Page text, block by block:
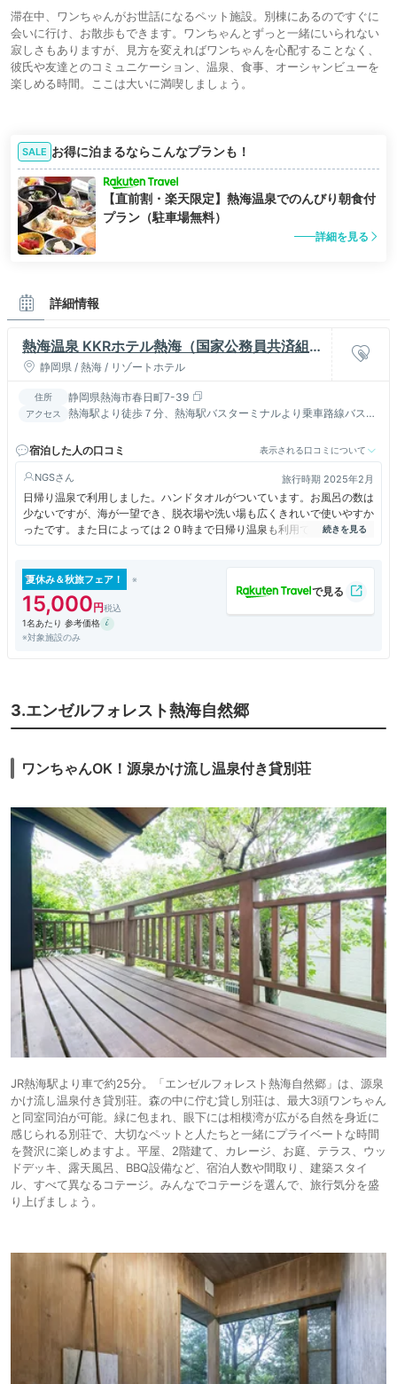
滞在中、ワンちゃんがお世話になるペット施設。別棟にあるのですぐに
会いに行け、お散歩もできます。ワンちゃんとずっと一緒にいられない
寂しさもありますが、見方を変えればワンちゃんを心配することなく、
彼氏や友達とのコミュニケーション、温泉、食事、オーシャンビューを
楽しめる時間。ここは大いに満喫しましょう。
SALE お得に泊まるならこんなプランも！
【直前割・楽天限定】熱海温泉でのんびり朝食付
プラン（駐車場無料）
詳細を見る
詳細情報
熱海温泉 KKRホテル熱海（国家公務員共済組合
連合会熱海共済会館）
静岡県 / 熱海 / リゾートホテル
住所 静岡県熱海市春日町7-39
アクセス
熱海駅より徒歩７分、熱海駅バスターミナルより乗車路線バス
宿泊した人の口コミ
表示される口コミについて
NGS 旅行時期 2025年2月
日帰り温泉で利用しました。ハンドタオルがついています。お風呂の数は
少ないですが、海が一望でき、脱衣場や洗い場も広くきれいで使いやすか
ったです。また日によっては２０時まで日帰り温泉も利用でき、便利で
す。熱海駅から徒歩１０分ほどです。
夏休み＆秋旅フェア！
15,000
1名あたり 参考価格
※対象施設のみ
3.エンゼルフォレスト熱海自然郷
ワンちゃんOK！源泉かけ流し温泉付き貸別荘
JR熱海駅より車で約25分。「エンゼルフォレスト熱海自然郷」は、源泉
かけ流し温泉付き貸別荘。森の中に佇む貸し別荘は、最大3頭ワンちゃん
と同室同泊が可能。緑に包まれ、眼下には相模湾が広がる自然を身近に
感じられる別荘で、大切なペットと人たちと一緒にプライベートな時間
を贅沢に楽しめますよ。平屋、2階建て、カレージ、お庭、テラス、ウッ
ドデッキ、露天風呂、BBQ設備など、宿泊人数や間取り、建築スタイ
ル、すべて異なるコテージ。みんなでコテージを選んで、旅行気分を盛
り上げましょう。